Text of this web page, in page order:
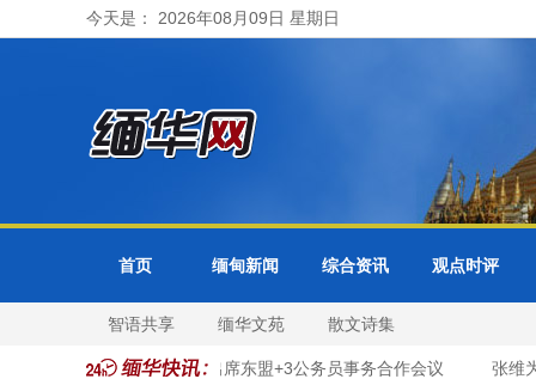
今天是： 2026年08月09日 星期日
首页 缅甸新闻 综合资讯 观点时评
智语共享 缅华文苑 散文诗集
数字化转型 缅甸出席东盟+3公务员事务合作会议 张维为